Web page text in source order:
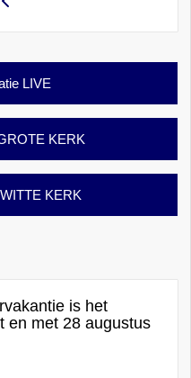
LIVE
KERK
KERK
is het
en met 28 augustus